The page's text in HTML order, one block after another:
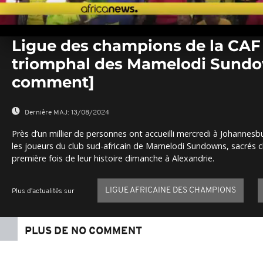
seconds
secondsVolume
Ligue des champions de la
triomphal des Mamelodi
comment]
Dernière MAJ: 13/08/2024
Près d’un millier de personnes ont accueilli mercredi à
les joueurs du club sud-africain de Mamelodi Sundowns, sacrés
première fois de leur histoire dimanche à Alexandrie.
Plus d'actualités sur LIGUE AFRICAINE DES CHAMPIONS
PLUS DE NO COMMENT